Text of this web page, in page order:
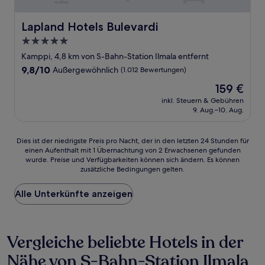
Lapland Hotels Bulevardi
Lapland Hotels Bulevardi
5.0-
Sterne-
Unterkunft
Kamppi, 4,8 km von S-Bahn-Station Ilmala entfernt
9.8
9,8/10 Außergewöhnlich (1.012 Bewertungen)
Der
Preis
beträgt
159 €
inkl. Steuern & Gebühren
9. Aug.–10. Aug.
Dies
der
Preis
pro
Nacht,
den
letzten
24 Stunden
Dies ist der niedrigste Preis pro Nacht, der in den letzten 24 Stunden für
einen Aufenthalt mit 1 Übernachtung von 2 Erwachsenen gefunden
wurde. Preise und Verfügbarkeiten können sich ändern. Es können
zusätzliche Bedingungen gelten.
Alle Unterkünfte anzeigen
Vergleiche beliebte Hotels in der